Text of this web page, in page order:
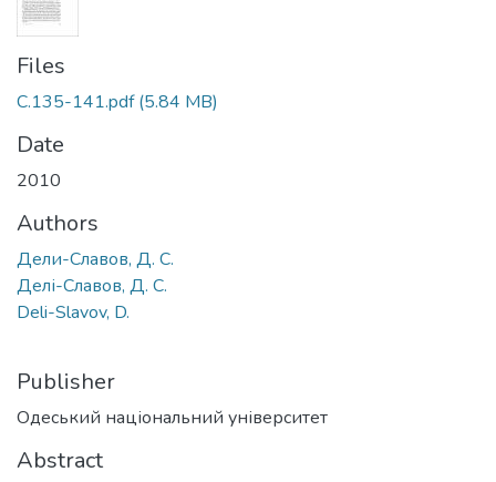
Files
С.135-141.pdf(5.84 MB)
Date
2010
Authors
Дели-Славов, Д. С.
Делі-Славов, Д. С.
Deli-Slavov, D.
Publisher
Одеський національний університет
Abstract